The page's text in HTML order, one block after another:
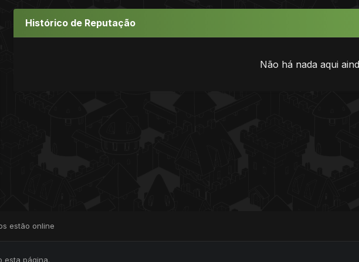
Histórico de Reputação
Não há nada aqui
estão online
esta página.